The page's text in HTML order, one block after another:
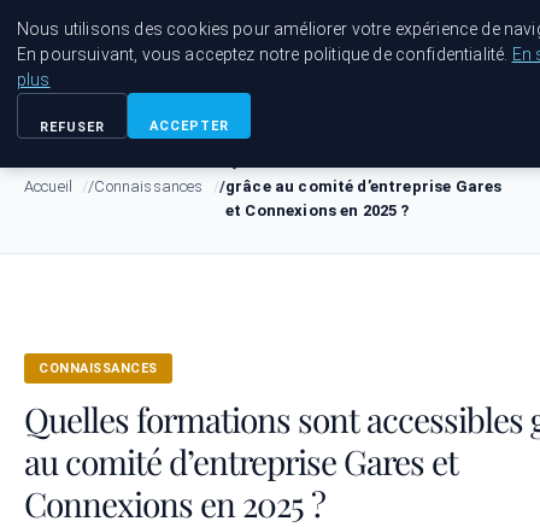
Bible Telemarketing
Accueil Connaissances
grâce au comité d’entreprise Gares
et Connexions en 2025 ?
CONNAISSANCES
Quelles formations sont accessibles
au comité d’entreprise Gares et
Connexions en 2025 ?
Nous utilisons des cookies pour améliorer votre expérience de
En poursuivant, vous acceptez notre politique de confidentialité. En
plus
REFUSER ACCEPTER